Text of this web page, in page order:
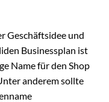
Geschäftsidee und
Businessplan ist
Name für den Shop
anderem sollte